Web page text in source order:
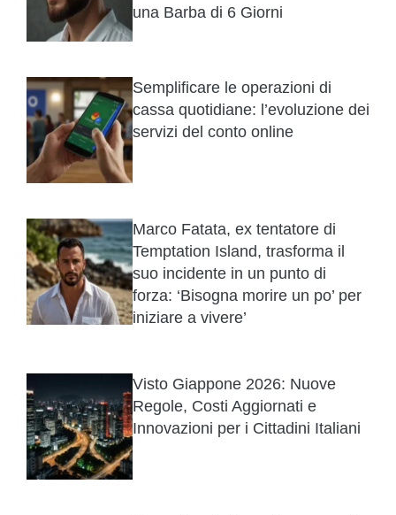
una Barba di 6 Giorni
Semplificare le operazioni di
cassa quotidiane: l’evoluzione dei
servizi del conto online
Marco Fatata, ex tentatore di
Temptation Island, trasforma il
suo incidente in un punto di
forza: ‘Bisogna morire un po’ per
iniziare a vivere’
Visto Giappone 2026: Nuove
Regole, Costi Aggiornati e
Innovazioni per i Cittadini Italiani